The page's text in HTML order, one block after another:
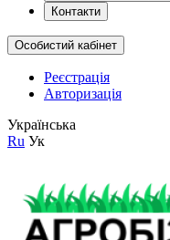
Контакти
Особистий кабінет
Реєстрація
Авторизація
Українська
Ru Ук